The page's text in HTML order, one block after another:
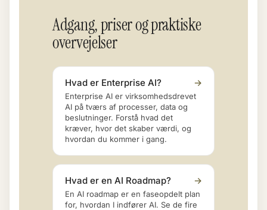
Adgang, priser og praktiske
overvejelser
Hvad er Enterprise AI? →
Enterprise AI er virksomhedsdrevet
AI på tværs af processer, data og
beslutninger. Forstå hvad det
kræver, hvor det skaber værdi, og
hvordan du kommer i gang.
Hvad er en AI Roadmap? →
En AI roadmap er en faseopdelt plan
for, hvordan I indfører AI. Se de fire